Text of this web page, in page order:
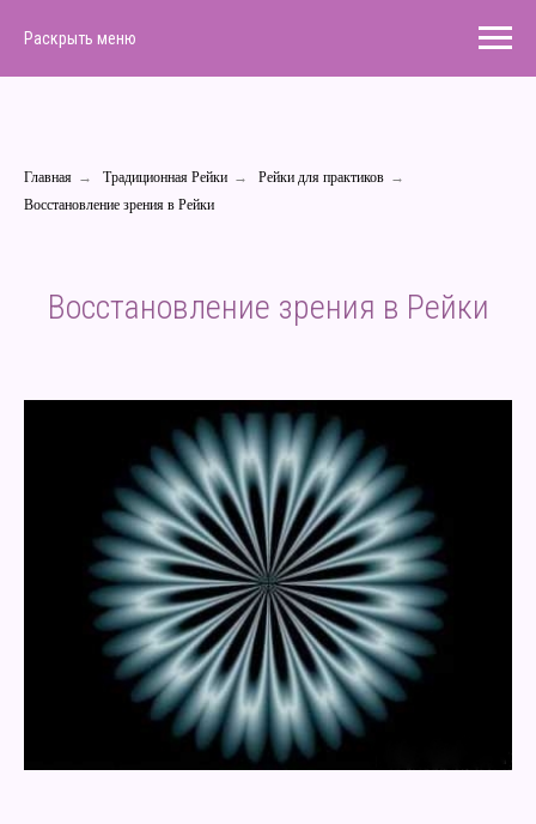
Раскрыть меню
Главная → Традиционная Рейки → Рейки для практиков →
Восстановление зрения в Рейки
Восстановление зрения в Рейки